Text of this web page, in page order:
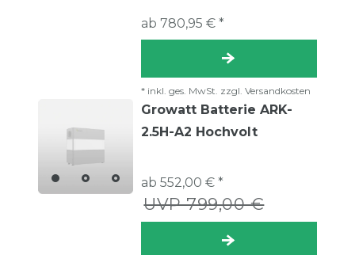
ab 780,95 € *
* inkl. ges. MwSt. zzgl. Versandkosten
Growatt Batterie ARK-
2.5H-A2 Hochvolt
UVP 799,00 €
ab 552,00 € *